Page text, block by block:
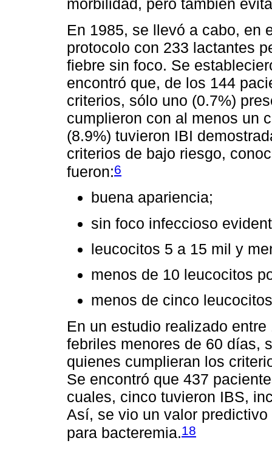
morbilidad, pero también
En 1985, se llevó a cabo, en
protocolo con 233 lactantes
fiebre sin foco. Se
encontró que, de los 144
criterios, sólo uno (0.7%)
cumplieron con al menos un
(8.9%) tuvieron IBI
criterios de bajo riesgo,
fueron:6
buena apariencia;
sin foco infeccioso
leucocitos 5 a 15 mil y
menos de 10 leucocitos
menos de cinco
En un estudio realizado
febriles menores de 60 días,
quienes cumplieran los
Se encontró que 437
cuales, cinco tuvieron IBS,
Así, se vio un valor
para bacteremia.18